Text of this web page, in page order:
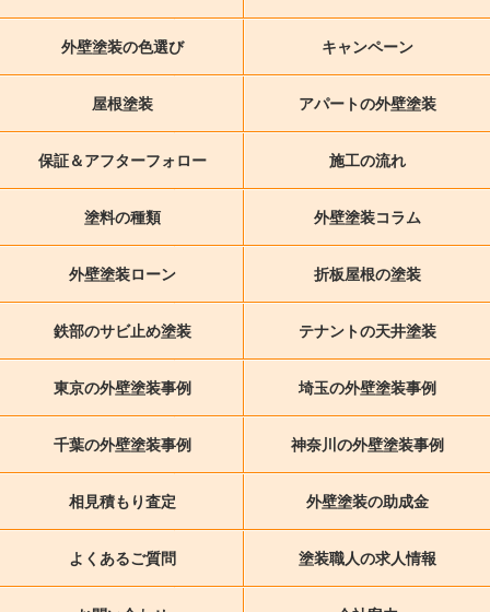
外壁塗装の色選び キャンペーン
屋根塗装 アパートの外壁塗装
保証＆アフターフォロー 施工の流れ
塗料の種類 外壁塗装コラム
外壁塗装ローン 折板屋根の塗装
鉄部のサビ止め塗装 テナントの天井塗装
東京の外壁塗装事例 埼玉の外壁塗装事例
千葉の外壁塗装事例 神奈川の外壁塗装事例
相見積もり査定 外壁塗装の助成金
よくあるご質問 塗装職人の求人情報